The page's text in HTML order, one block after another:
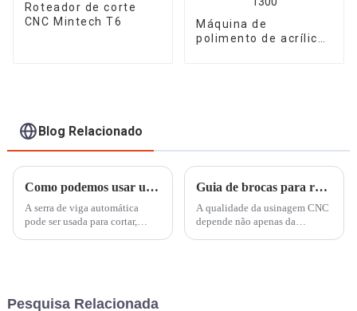
Roteador de corte
CNC Mintech T6
Máquina de
polimento de acrílico
Blog Relacionado
Como podemos usar uma serra de viga automática?
A serra de viga automática
pode ser usada para cortar,
acrílico e pla...
Guia de brocas para roteador CNC: escolhendo a ferramenta certa para diferentes materiais
A qualidade da usinagem CNC
depende não apenas da
Pesquisa Relacionada